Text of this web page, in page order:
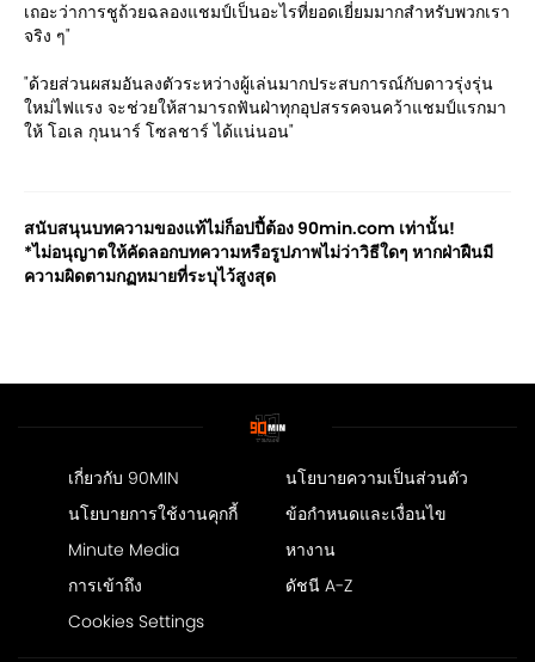
เถอะว่าการชูถ้วยฉลองแชมป์เป็นอะไรที่ยอดเยี่ยมมากสำหรับพวกเรา
จริง ๆ"
"ด้วยส่วนผสมอันลงตัวระหว่างผู้เล่นมากประสบการณ์กับดาวรุ่งรุ่น
ใหม่ไฟแรง จะช่วยให้สามารถฟันฝ่าทุกอุปสรรคจนคว้าแชมป์แรกมา
ให้ โอเล กุนนาร์ โซลชาร์ ได้แน่นอน"
สนับสนุนบทความของแท้ไม่ก็อปปี้ต้อง 90min.com เท่านั้น!
*ไม่อนุญาตให้คัดลอกบทความหรือรูปภาพไม่ว่าวิธีใดๆ หากฝ่าฝืนมี
ความผิดตามกฏหมายที่ระบุไว้สูงสุด
เกี่ยวกับ 90MIN
นโยบายความเป็นส่วนตัว
นโยบายการใช้งานคุกกี้
ข้อกำหนดและเงื่อนไข
Minute Media
หางาน
การเข้าถึง
ดัชนี A-Z
Cookies Settings